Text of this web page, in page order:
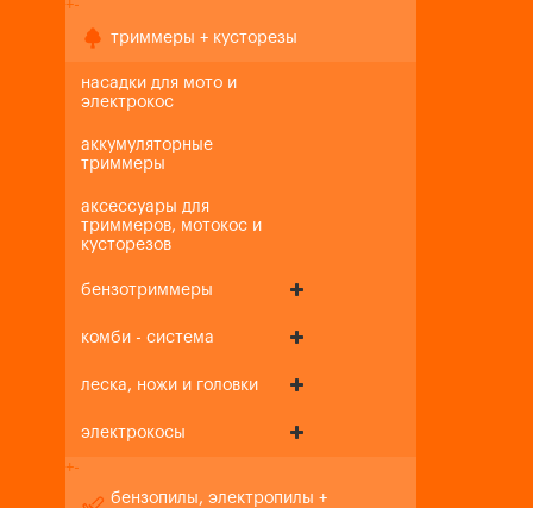
+-
триммеры + кусторезы
насадки для мото и
электрокос
аккумуляторные
триммеры
аксессуары для
триммеров, мотокос и
кусторезов
бензотриммеры
комби - система
леска, ножи и головки
электрокосы
+-
бензопилы, электропилы +